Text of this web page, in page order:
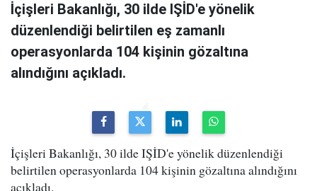
İçişleri Bakanlığı, 30 ilde IŞİD'e yönelik
düzenlendiği belirtilen eş zamanlı
operasyonlarda 104 kişinin gözaltına
alındığını açıkladı.
İçişleri Bakanlığı, 30 ilde IŞİD'e yönelik düzenlendiği
belirtilen operasyonlarda 104 kişinin gözaltına alındığını
açıkladı.